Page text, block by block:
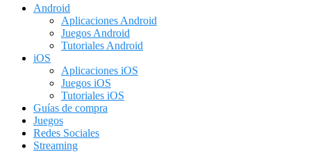
Android
Aplicaciones Android
Juegos Android
Tutoriales Android
iOS
Aplicaciones iOS
Juegos iOS
Tutoriales iOS
Guías de compra
Juegos
Redes Sociales
Streaming